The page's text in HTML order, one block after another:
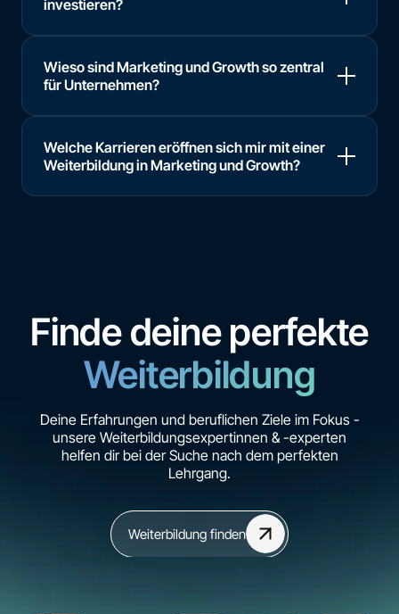
investieren?
Wieso sind Marketing und Growth so zentral
für Unternehmen?
Welche Karrieren eröffnen sich mir mit einer
Weiterbildung in Marketing und Growth?
Finde deine perfekte
Weiterbildung
Deine Erfahrungen und beruflichen Ziele im Fokus -
unsere Weiterbildungsexpertinnen & -experten
helfen dir bei der Suche nach dem perfekten
Lehrgang.
Weiterbildung finden